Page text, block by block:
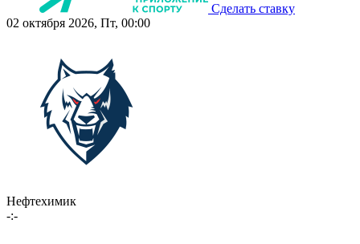
Сделать ставку
02 октября 2026, Пт, 00:00
Нефтехимик
-:-